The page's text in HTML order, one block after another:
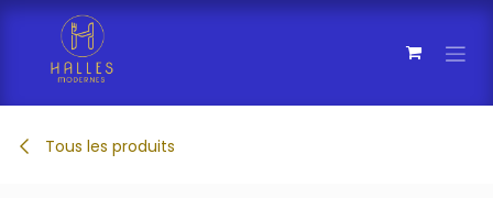
Se rendre au contenu
Tous les produits